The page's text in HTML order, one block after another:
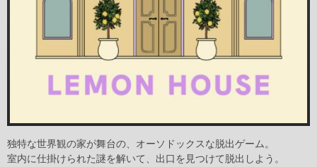
独特な世界観の家が舞台の、オーソドックスな脱出ゲーム。
室内に仕掛けられた謎を解いて、出口を見つけて脱出しよう。